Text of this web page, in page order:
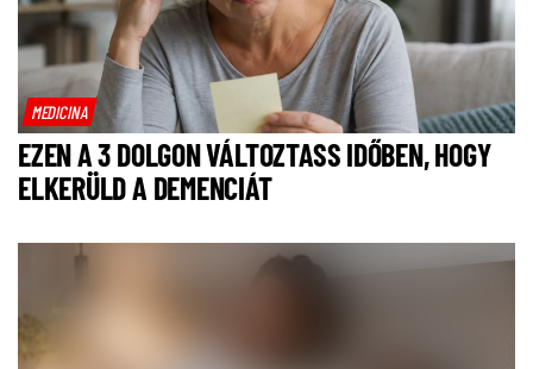
MEDICINA
EZEN A 3 DOLGON VÁLTOZTASS IDŐBEN, HOGY
ELKERÜLD A DEMENCIÁT